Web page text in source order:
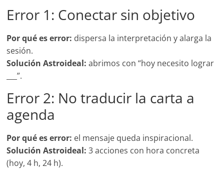
Error 1: Conectar sin objetivo
Por qué es error: dispersa la interpretación y alarga la
sesión.
Solución Astroideal: abrimos con “hoy necesito lograr
___”.
Error 2: No traducir la carta a
agenda
Por qué es error: el mensaje queda inspiracional.
Solución Astroideal: 3 acciones con hora concreta
(hoy, 4 h, 24 h).